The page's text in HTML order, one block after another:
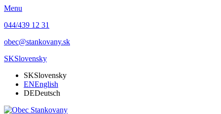
Menu
044/439 12 31
obec@stankovany.sk
SKSlovensky
SKSlovensky
ENEnglish
DEDeutsch